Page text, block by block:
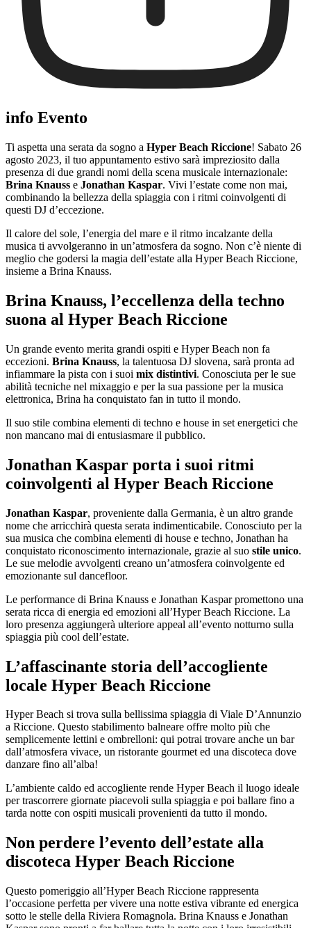
info Evento
Ti aspetta una serata da sogno a Hyper Beach Riccione! Sabato 26
agosto 2023, il tuo appuntamento estivo sarà impreziosito dalla
presenza di due grandi nomi della scena musicale internazionale:
Brina Knauss e Jonathan Kaspar. Vivi l’estate come non mai,
combinando la bellezza della spiaggia con i ritmi coinvolgenti di
questi DJ d’eccezione.
Il calore del sole, l’energia del mare e il ritmo incalzante della
musica ti avvolgeranno in un’atmosfera da sogno. Non c’è niente di
meglio che godersi la magia dell’estate alla Hyper Beach Riccione,
insieme a Brina Knauss.
Brina Knauss, l’eccellenza della techno
suona al Hyper Beach Riccione
Un grande evento merita grandi ospiti e Hyper Beach non fa
eccezioni. Brina Knauss, la talentuosa DJ slovena, sarà pronta ad
infiammare la pista con i suoi mix distintivi. Conosciuta per le sue
abilità tecniche nel mixaggio e per la sua passione per la musica
elettronica, Brina ha conquistato fan in tutto il mondo.
Il suo stile combina elementi di techno e house in set energetici che
non mancano mai di entusiasmare il pubblico.
Jonathan Kaspar porta i suoi ritmi
coinvolgenti al Hyper Beach Riccione
Jonathan Kaspar, proveniente dalla Germania, è un altro grande
nome che arricchirà questa serata indimenticabile. Conosciuto per la
sua musica che combina elementi di house e techno, Jonathan ha
conquistato riconoscimento internazionale, grazie al suo stile unico.
Le sue melodie avvolgenti creano un’atmosfera coinvolgente ed
emozionante sul dancefloor.
Le performance di Brina Knauss e Jonathan Kaspar promettono una
serata ricca di energia ed emozioni all’Hyper Beach Riccione. La
loro presenza aggiungerà ulteriore appeal all’evento notturno sulla
spiaggia più cool dell’estate.
L’affascinante storia dell’accogliente
locale Hyper Beach Riccione
Hyper Beach si trova sulla bellissima spiaggia di Viale D’Annunzio
a Riccione. Questo stabilimento balneare offre molto più che
semplicemente lettini e ombrelloni: qui potrai trovare anche un bar
dall’atmosfera vivace, un ristorante gourmet ed una discoteca dove
danzare fino all’alba!
L’ambiente caldo ed accogliente rende Hyper Beach il luogo ideale
per trascorrere giornate piacevoli sulla spiaggia e poi ballare fino a
tarda notte con ospiti musicali provenienti da tutto il mondo.
Non perdere l’evento dell’estate alla
discoteca Hyper Beach Riccione
Questo pomeriggio all’Hyper Beach Riccione rappresenta
l’occasione perfetta per vivere una notte estiva vibrante ed energica
sotto le stelle della Riviera Romagnola. Brina Knauss e Jonathan